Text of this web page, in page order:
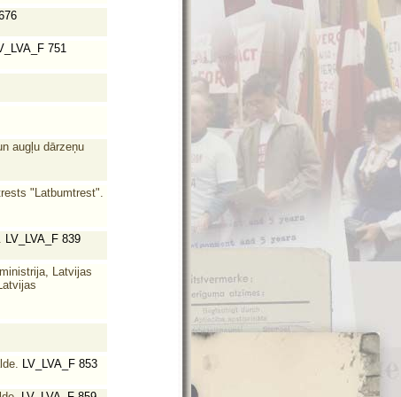
751
augļu dārzeņu
"Latbumtrest".
LV_LVA_F 839
Latvijas
LV_LVA_F 853